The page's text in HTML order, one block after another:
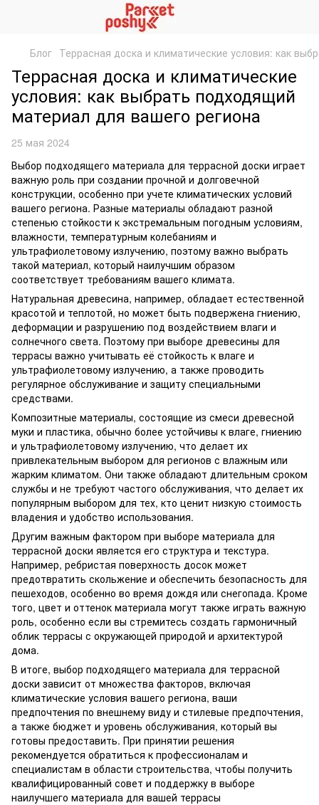
Блог Террасная доска и климатические условия: как
Террасная доска и климатические
условия: как выбрать подходящий
материал для вашего региона
25 мая 2024
Выбор подходящего материала для террасной доски играет
важную роль при создании прочной и долговечной
конструкции, особенно при учете климатических условий
вашего региона. Разные материалы обладают разной
степенью стойкости к экстремальным погодным условиям,
влажности, температурным колебаниям и
ультрафиолетовому излучению, поэтому важно выбрать
такой материал, который наилучшим образом
соответствует требованиям вашего климата.
Натуральная древесина, например, обладает естественной
красотой и теплотой, но может быть подвержена гниению,
деформации и разрушению под воздействием влаги и
солнечного света. Поэтому при выборе древесины для
террасы важно учитывать её стойкость к влаге и
ультрафиолетовому излучению, а также проводить
регулярное обслуживание и защиту специальными
средствами.
Композитные материалы, состоящие из смеси древесной
муки и пластика, обычно более устойчивы к влаге, гниению
и ультрафиолетовому излучению, что делает их
привлекательным выбором для регионов с влажным или
жарким климатом. Они также обладают длительным сроком
службы и не требуют частого обслуживания, что делает их
популярным выбором для тех, кто ценит низкую стоимость
владения и удобство использования.
Другим важным фактором при выборе материала для
террасной доски является его структура и текстура.
Например, ребристая поверхность досок может
предотвратить скольжение и обеспечить безопасность для
пешеходов, особенно во время дождя или снегопада. Кроме
того, цвет и оттенок материала могут также играть важную
роль, особенно если вы стремитесь создать гармоничный
облик террасы с окружающей природой и архитектурой
дома.
В итоге, выбор подходящего материала для террасной
доски зависит от множества факторов, включая
климатические условия вашего региона, ваши
предпочтения по внешнему виду и стилевые предпочтения,
а также бюджет и уровень обслуживания, который вы
готовы предоставить. При принятии решения
рекомендуется обратиться к профессионалам и
специалистам в области строительства, чтобы получить
квалифицированный совет и поддержку в выборе
наилучшего материала для вашей террасы